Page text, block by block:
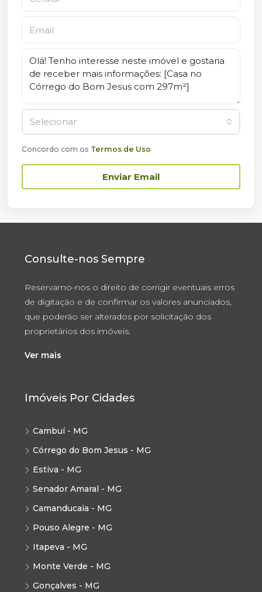
Selecionar
Concordo com os Termos de Uso
Enviar Email
Consulte-nos Sempre
Reservamo-nos o direito de corrigir eventuais erros
de digitação e de confirmar os valores anunciados,
que poderão ser alterados por solicitação dos
proprietários dos imóveis.
Ver mais
Imóveis Por Cidades
Cambuí - MG
Córrego do Bom Jesus - MG
Estiva - MG
Senador Amaral - MG
Camanducaia - MG
Pouso Alegre - MG
Itapeva - MG
Monte Verde - MG
Gonçalves - MG